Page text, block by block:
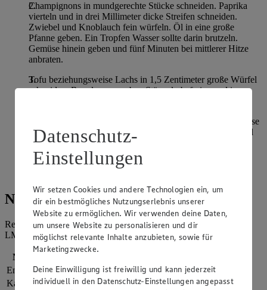
Champignons in mundgerechte Stücke schneiden. Paprika
vierteln und in drei Millimeter dicke Streifen schneiden.
Zwiebel und Knoblauch fein würfeln. Öl in eine große
Pfanne geben. Ein Tropfen Wasser sollte darin brutzeln.
Gemüse hinein geben und fünf Minuten bei mittlerer Hitze
anbraten.
Tofu beziehungsweise Lachs in 1,5 Zentimeter große Würfel
schneiden. Rucola von groben Stängeln befreien und in
Tomatenmark mit Mineralwasser verrühren und zum Gemüse
geben. Tofu- beziehungsweise Lachswürfel unterheben und
alles wenige Minuten erwärmen.
Nudeln, Rucola und Basilikum zum Gemüse geben,
Nährwerte
Referenzmenge für einen durchschnittlichen Erwachsenen laut
LMIV (8.400 kJ/2.000 kcal).
Nährwerte
Energie
2.110 kj (25 %)
Kalorien
504 kcal (25 %)
Datenschutz-
Einstellungen
Wir setzen Cookies und andere Technologien ein, um
dir ein bestmögliches Nutzungserlebnis unserer
Website zu ermöglichen. Wir verwenden deine Daten,
um unsere Website zu personalisieren und dir
möglichst relevante Inhalte anzubieten, sowie für
Marketingzwecke.
Deine Einwilligung ist freiwillig und kann jederzeit
individuell in den Datenschutz-Einstellungen angepasst